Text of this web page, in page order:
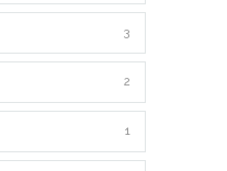
3
2
1